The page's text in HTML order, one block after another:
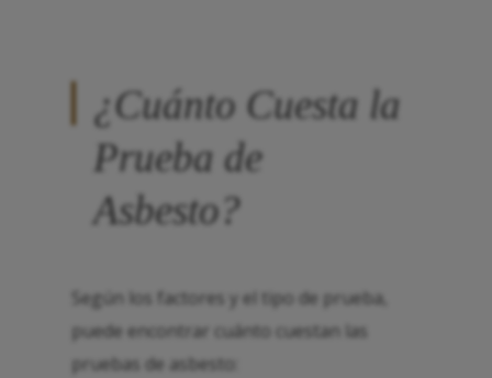
¿Cuánto Cuesta la
Prueba de
Asbesto?
Según los factores y el tipo de prueba,
puede encontrar cuánto cuestan las
pruebas de asbesto: